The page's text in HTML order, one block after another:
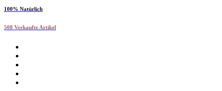
100% Natürlich
508 Verkaufte Artikel